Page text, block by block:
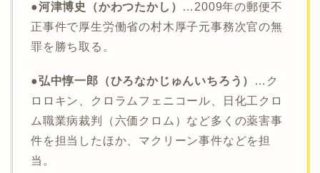
●河津博史（かわつたかし ） …2009年の郵便不
正事件で厚生労働省の村木厚子元事務次官の無
罪を勝ち取る。
●弘中惇一郎（ひろなかじゅんいちろう）
…ク
ロロキン、クロラムフェニコール、日化工クロ
ム職業病裁判（六価クロム）など多くの薬害事
件を担当したほか、マクリーン事件などを担
当。